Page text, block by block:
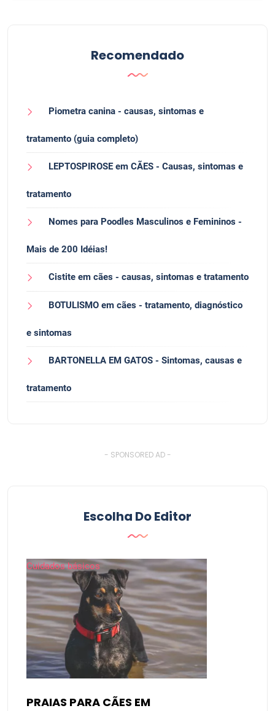
Recomendado
Piometra canina - causas, sintomas e
tratamento (guia completo)
LEPTOSPIROSE em CÃES - Causas, sintomas e
tratamento
Nomes para Poodles Masculinos e Femininos -
Mais de 200 Idéias!
Cistite em cães - causas, sintomas e tratamento
BOTULISMO em cães - tratamento, diagnóstico
e sintomas
BARTONELLA EM GATOS - Sintomas, causas e
tratamento
- SPONSORED AD -
Escolha Do Editor
Cuidados básicos
PRAIAS PARA CÃES EM